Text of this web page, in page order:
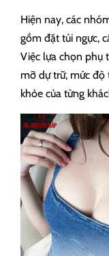
Hiện nay, các
gồm đặt túi ngực,
Việc lựa chọn phụ
mỡ dự trữ, mức độ
khỏe của từng